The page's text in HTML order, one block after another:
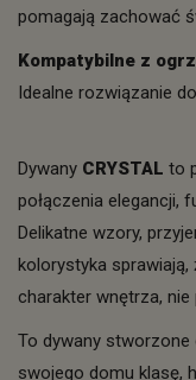
pomagają zachować
Kompatybilne z
Idealne rozwiązanie
Dywany CRYSTAL to
połączenia elegancji,
Delikatne wzory,
kolorystyka
charakter wnętrza,
To dywany
swojego domu klasę,